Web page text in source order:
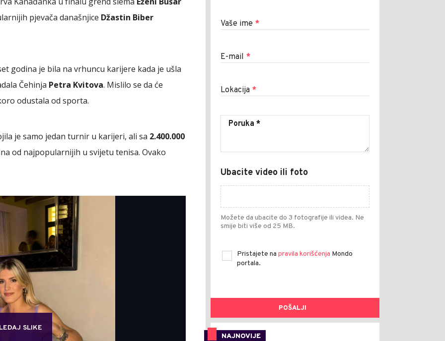
pjevača današnjice Džastin Biber
godina je bila na vrhuncu karijere kada je ušla
Čehinja Petra Kvitova. Mislilo se da će
odustala od sporta.
je samo jedan turnir u karijeri, ali sa 2.400.000
od najpopularnijih u svijetu tenisa. Ovako
SLIKE
Vaše ime *
E-mail *
Lokacija *
Ubacite video ili foto
Možete da ubacite do 3 fotografije ili videa. Ne
smije biti više od 25 MB.
Pristajete na pravila korišćenja Mondo
portala.
POŠALJI
NAJNOVIJE